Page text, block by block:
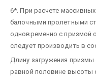
6*. При расчете
балочными пролетными
одновременно с призмой
следует производить в
Длину загружения
равной половине